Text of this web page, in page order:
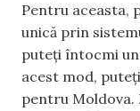
Pentru
unică prin
puteți întocmi
acest mod,
pentru